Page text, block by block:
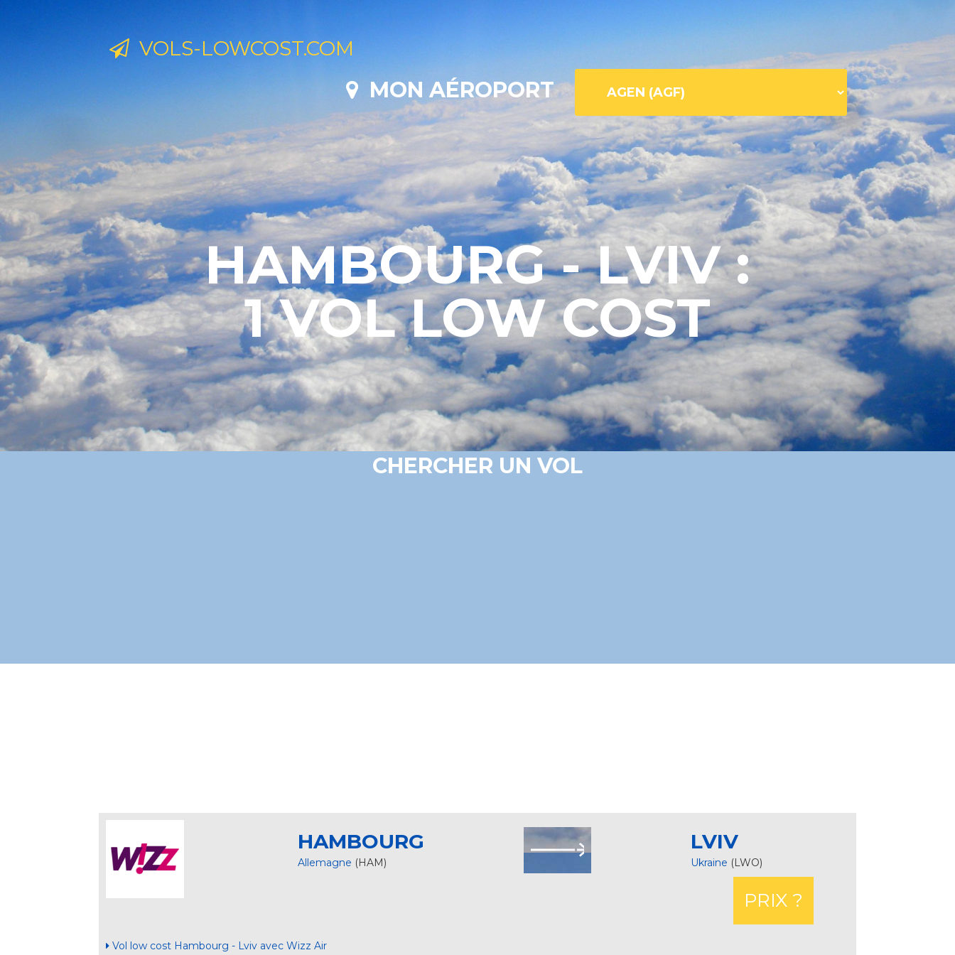
VOLS-LOWCOST.COM
MON AÉROPORT
HAMBOURG - LVIV :
1 VOL LOW COST
CHERCHER UN VOL
HAMBOURG
Allemagne (HAM)
LVIV
Ukraine (LWO)
PRIX ?
Vol low cost Hambourg - Lviv avec Wizz Air